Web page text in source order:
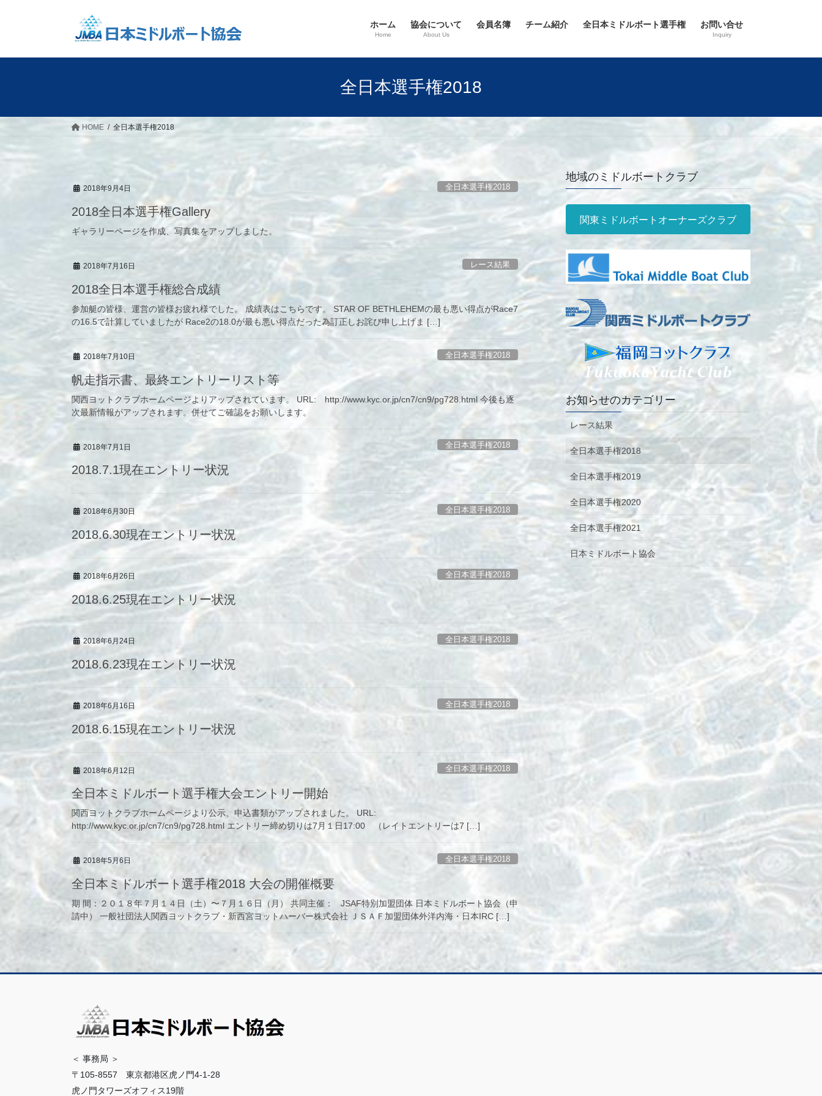
ホーム
Home
協会について
About Us
会員名簿 チーム紹介 全日本ミドルボート選手権 お問い合せ
Inquiry
全日本選手権2018
HOME 全日本選手権2018
2018年9月4日 全日本選手権2018
2018全日本選手権Gallery
ギャラリーページを作成、写真集をアップしました。
2018年7月16日 レース結果
2018全日本選手権総合成績
参加艇の皆様、運営の皆様お疲れ様でした。 成績表はこちらです。 STAR OF BETHLEHEMの最も悪い得点がRace7
の16.5で計算していましたが Race2の18.0が最も悪い得点だった為訂正しお詫び申し上げま […]
2018年7月10日 全日本選手権2018
帆走指示書、最終エントリーリスト等
関西ヨットクラブホームページよりアップされています。 URL: http://www.kyc.or.jp/cn7/cn9/pg728.html 今後も逐
次最新情報がアップされます。併せてご確認をお願いします。
2018年7月1日 全日本選手権2018
2018.7.1現在エントリー状況
2018年6月30日 全日本選手権2018
2018.6.30現在エントリー状況
2018年6月26日 全日本選手権2018
2018.6.25現在エントリー状況
2018年6月24日 全日本選手権2018
2018.6.23現在エントリー状況
2018年6月16日 全日本選手権2018
2018.6.15現在エントリー状況
2018年6月12日 全日本選手権2018
全日本ミドルボート選手権大会エントリー開始
関西ヨットクラブホームページより公示、申込書類がアップされました。 URL:
http://www.kyc.or.jp/cn7/cn9/pg728.html エントリー締め切りは7月１日17:00 （レイトエントリーは7 […]
2018年5月6日 全日本選手権2018
全日本ミドルボート選手権2018 大会の開催概要
期 間：２０１８年７月１４日（土）〜７月１６日（月） 共同主催： JSAF特別加盟団体 日本ミドルボート協会（申
請中） 一般社団法人関西ヨットクラブ・新西宮ヨットハーバー株式会社 ＪＳＡＦ加盟団体外洋内海・日本IRC […]
地域のミドルボートクラブ
関東ミドルボートオーナーズクラブ
お知らせのカテゴリー
レース結果
全日本選手権2018
全日本選手権2019
全日本選手権2020
全日本選手権2021
日本ミドルボート協会
＜ 事務局 ＞
〒105-8557 東京都港区虎ノ門4-1-28
虎ノ門タワーズオフィス19階